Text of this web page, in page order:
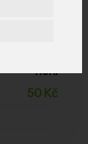
není
50 Kč